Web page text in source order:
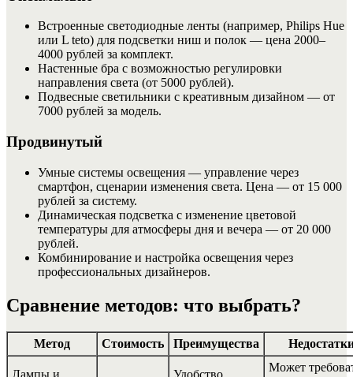
Встроенные светодиодные ленты (например, Philips Hue
или L teto) для подсветки ниш и полок — цена 2000–
4000 рублей за комплект.
Настенные бра с возможностью регулировки
направления света (от 5000 рублей).
Подвесные светильники с креативным дизайном — от
7000 рублей за модель.
Продвинутый
Умные системы освещения — управление через
смартфон, сценарии изменения света. Цена — от 15 000
рублей за систему.
Динамическая подсветка с изменение цветовой
температуры для атмосферы дня и вечера — от 20 000
рублей.
Комбинирование и настройка освещения через
профессиональных дизайнеров.
Сравнение методов: что выбрать?
Метод Стоимость Преимущества
Может